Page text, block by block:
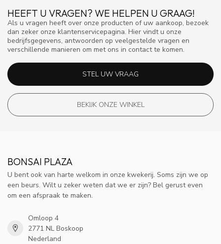
HEEFT U VRAGEN? WE HELPEN U GRAAG!
Als u vragen heeft over onze producten of uw aankoop, bezoek
dan zeker onze klantenservicepagina. Hier vindt u onze
bedrijfsgegevens, antwoorden op veelgestelde vragen en
verschillende manieren om met ons in contact te komen.
STEL UW VRAAG
BEKIJK ONZE WINKEL
BONSAI PLAZA
U bent ook van harte welkom in onze kwekerij. Soms zijn we op
een beurs. Wilt u zeker weten dat we er zijn? Bel gerust even
om een afspraak te maken.
Omloop 4
2771 NL Boskoop
Nederland